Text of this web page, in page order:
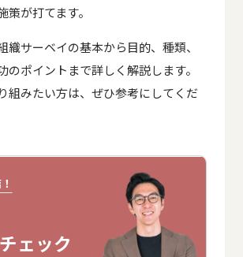
策が打てます。
織サーベイの基本から目的、種類、
のポイントまで詳しく解説します。
組みたい方は、ぜひ参考にしてくだ
ェック